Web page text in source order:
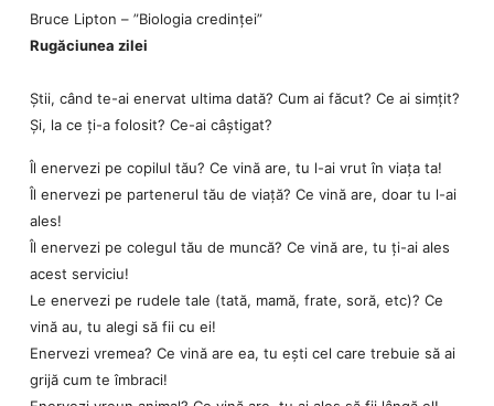
Bruce Lipton – ”Biologia credinței”
Rugăciunea zilei
Știi, când te-ai enervat ultima dată? Cum ai făcut? Ce ai simțit?
Și, la ce ți-a folosit? Ce-ai câștigat?
Îl enervezi pe copilul tău? Ce vină are, tu l-ai vrut în viața ta!
Îl enervezi pe partenerul tău de viață? Ce vină are, doar tu l-ai
ales!
Îl enervezi pe colegul tău de muncă? Ce vină are, tu ți-ai ales
acest serviciu!
Le enervezi pe rudele tale (tată, mamă, frate, soră, etc)? Ce
vină au, tu alegi să fii cu ei!
Enervezi vremea? Ce vină are ea, tu ești cel care trebuie să ai
grijă cum te îmbraci!